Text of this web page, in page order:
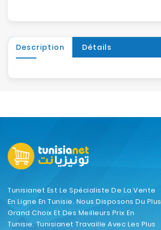
Description Détails
Tunisianet Est Le Spécialiste De La Vente
En Ligne En Tunisie. Nous Disposons Du Plus
Grand Choix Et Des Meilleurs Prix En
Tunisie. Tunisianet Travaille Avec Les Plus